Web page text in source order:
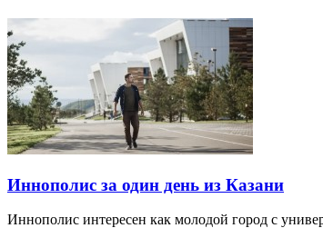
Иннополис за один день из Казани
Иннополис интересен как молодой город с